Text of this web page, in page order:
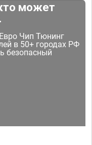
может
Чип Тюнинг
в 50+ городах РФ
безопасный